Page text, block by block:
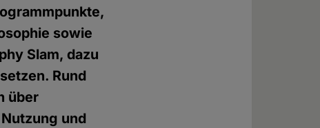
sowie
Slam, dazu
Rund
über
und